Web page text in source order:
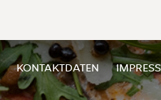
KONTAKTDATEN